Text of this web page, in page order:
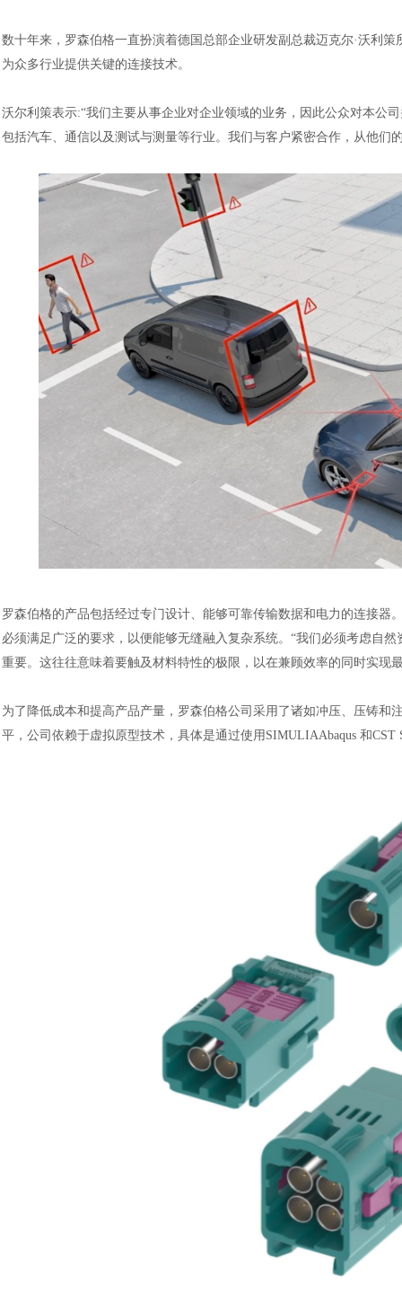
数十年来，罗森伯格一直扮演着德国总部企业研发副总裁迈克尔·沃利策
为众多行业提供关键的连接技术。
沃尔利策表示:“我们主要从事企业对企业领域的业务，因此公众对本公
包括汽车、通信以及测试与测量等行业。我们与客户紧密合作，从他
罗森伯格的产品包括经过专门设计、能够可靠传输数据和电力的连接
必须满足广泛的要求，以便能够无缝融入复杂系统。 “我们必须考虑自然
重要。这往往意味着要触及材料特性的极限，以在兼顾效率的同时实现
为了降低成本和提高产品产量，罗森伯格公司采用了诸如冲压、压铸
平，公司依赖于虚拟原型技术，具体是通过使用 SIMULIAAbaqus 和CST
风能电源